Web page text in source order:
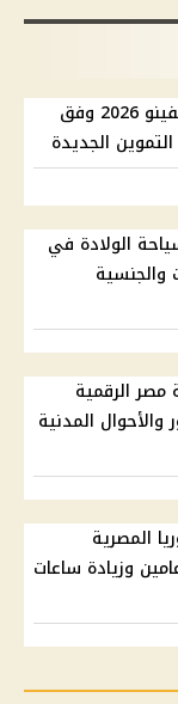
سعر رغيف الخبز السياحي والفينو 2026 وفق
الجديدة
الولادة في
والجنسية
الرقمية
والأحوال المدنية
المصرية
خلال عامين وزيادة ساعات